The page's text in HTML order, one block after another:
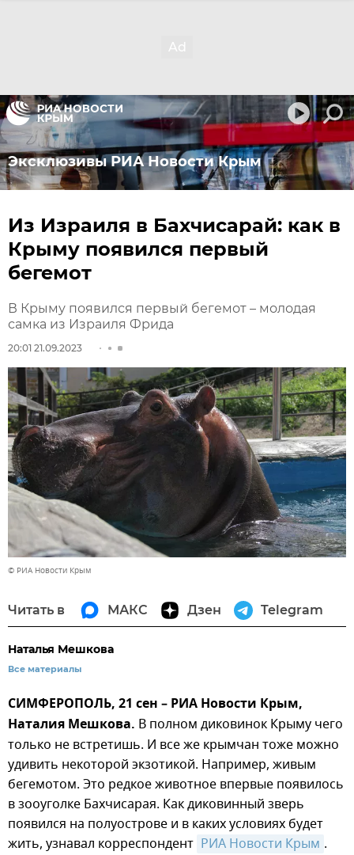
Эксклюзивы РИА Новости Крым
Из Израиля в Бахчисарай: как в
Крыму появился первый
бегемот
В Крыму появился первый бегемот – молодая
самка из Израиля Фрида
20:01 21.09.2023
© РИА Новости Крым
Читать в МАКС Дзен Telegram
Наталья Мешкова
Все материалы
СИМФЕРОПОЛЬ, 21 сен – РИА Новости Крым,
Наталия Мешкова. В полном диковинок Крыму чего
только не встретишь. И все же крымчан тоже можно
удивить некоторой экзотикой. Например, живым
бегемотом. Это редкое животное впервые появилось
в зооуголке Бахчисарая. Как диковинный зверь
появился на полуострове и в каких условиях будет
жить, узнавал корреспондент РИА Новости Крым .